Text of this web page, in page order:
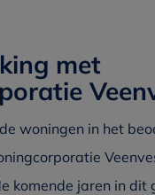
met
woningen in het
komende jaren in dit